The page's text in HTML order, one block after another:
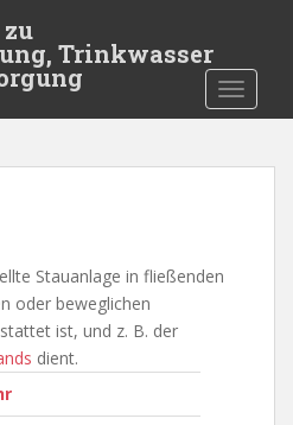
Trinkwasser
Stauanlage in fließenden
oder beweglichen
ist, und z. B. der
dient.